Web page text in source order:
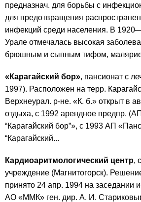
предназнач. для борьбы с
для предотвращения
инфекций среди населения. В
Урале отмечалась высокая
брюшным и сыпным тифом,
«Карагайский бор», пансионат с
1997). Расположен на терр.
Верхнеурал. р-не. «К. б.» открыт в
отдыха, с 1992 арендное предпр.
“Карагайский бор”», с 1993 АП
“Карагайский...
Кардиоаритмологический центр,
учреждение (Магнитогорск).
принято 24 апр. 1994 на заседании
АО «ММК» ген. дир. А. И.